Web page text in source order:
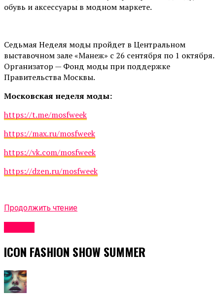
обувь и аксессуары в модном маркете.
Седьмая Неделя моды пройдет в Центральном
выставочном зале «Манеж» с 26 сентября по 1 октября.
Организатор — Фонд моды при поддержке
Правительства Москвы.
Московская неделя моды:
https://t.me/mosfweek
https://max.ru/mosfweek
https://vk.com/mosfweek
https://dzen.ru/mosfweek
Продолжить чтение
ICON FASHION SHOW SUMMER